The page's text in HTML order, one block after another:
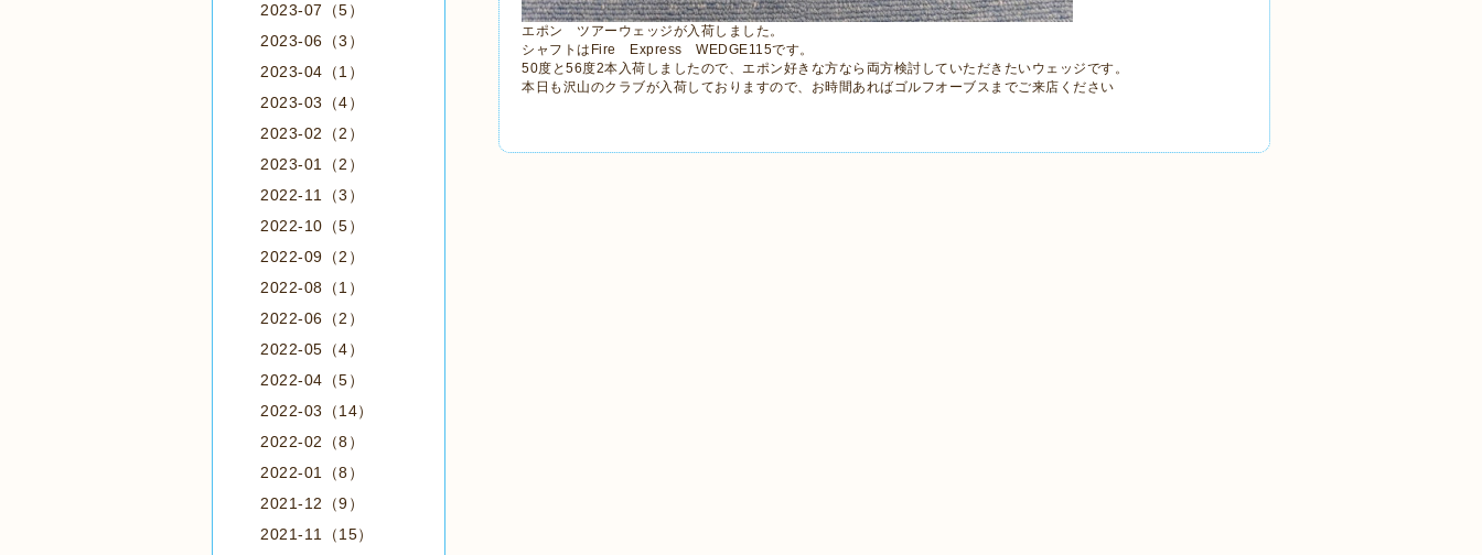
エポン ツアーウェッジが入荷しました。
シャフトはFire Express WEDGE115です。
50度と56度2本入荷しましたので、エポン好きな方なら両方検討していただきたいウェッジです。
本日も沢山のクラブが入荷しておりますので、お時間あればゴルフオーブスまでご来店ください
2023-07（5）
2023-06（3）
2023-04（1）
2023-03（4）
2023-02（2）
2023-01（2）
2022-11（3）
2022-10（5）
2022-09（2）
2022-08（1）
2022-06（2）
2022-05（4）
2022-04（5）
2022-03（14）
2022-02（8）
2022-01（8）
2021-12（9）
2021-11（15）